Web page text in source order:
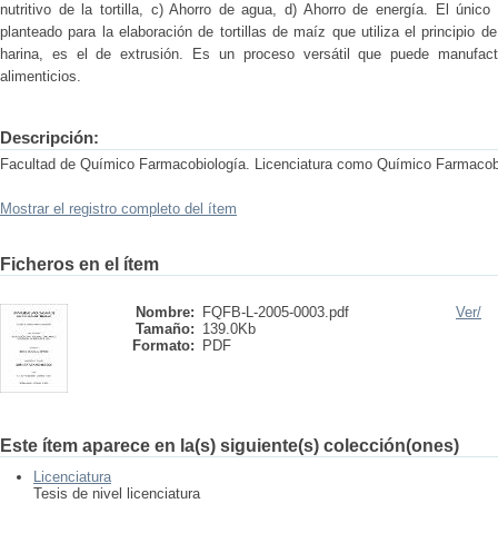
nutritivo de la tortilla, c) Ahorro de agua, d) Ahorro de energía. El
planteado para la elaboración de tortillas de maíz que utiliza el principio
harina, es el de extrusión. Es un proceso versátil que puede
alimenticios.
Descripción:
Facultad de Químico Farmacobiología. Licenciatura como Químico
Mostrar el registro completo del ítem
Ficheros en el ítem
Nombre:
FQFB-L-2005-0003.pdf
Tamaño: 139.0Kb
Formato:
PDF
Ver/
Este ítem aparece en la(s) siguiente(s) colección(ones)
Licenciatura
Tesis de nivel licenciatura